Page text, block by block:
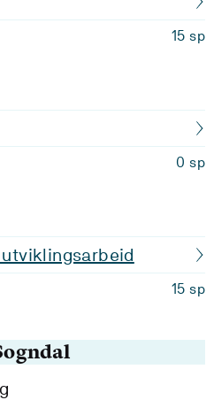
15 sp
0 sp
15 sp